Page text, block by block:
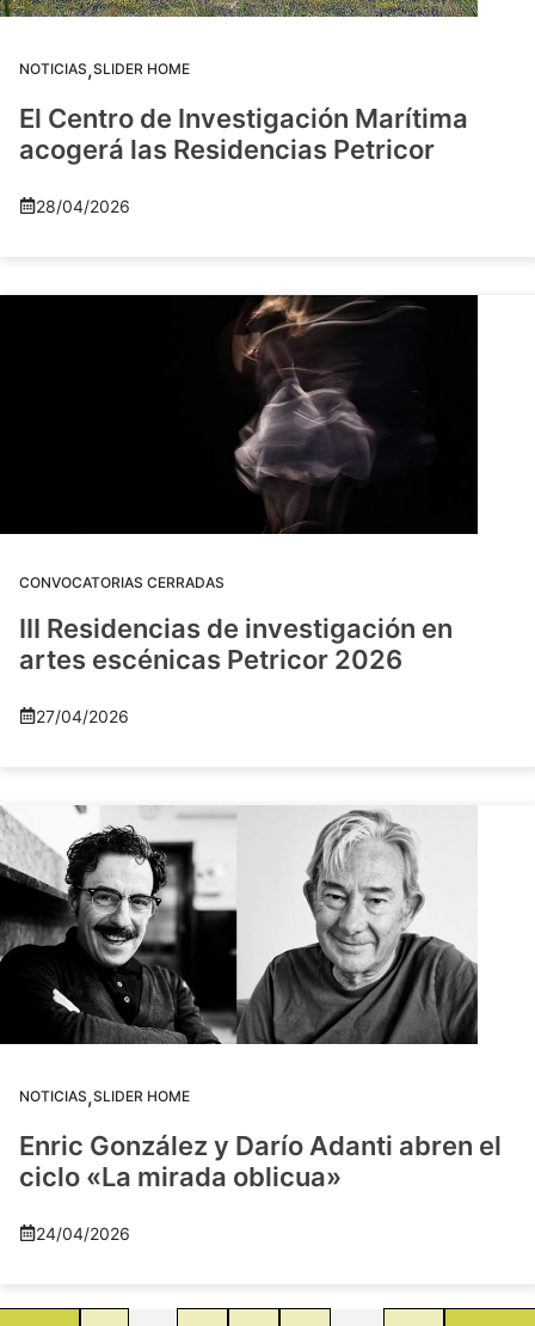
NOTICIAS,SLIDER HOME
El Centro de Investigación Marítima
acogerá las Residencias Petricor
28/04/2026
CONVOCATORIAS CERRADAS
III Residencias de investigación en
artes escénicas Petricor 2026
27/04/2026
NOTICIAS,SLIDER HOME
Enric González y Darío Adanti abren el
ciclo «La mirada oblicua»
24/04/2026